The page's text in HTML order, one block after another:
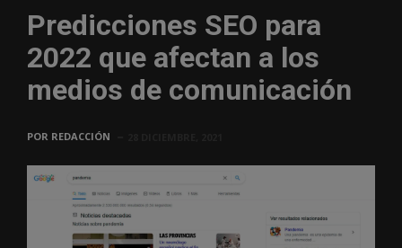
Predicciones SEO para
2022 que afectan a los
medios de comunicación
POR REDACCIÓN